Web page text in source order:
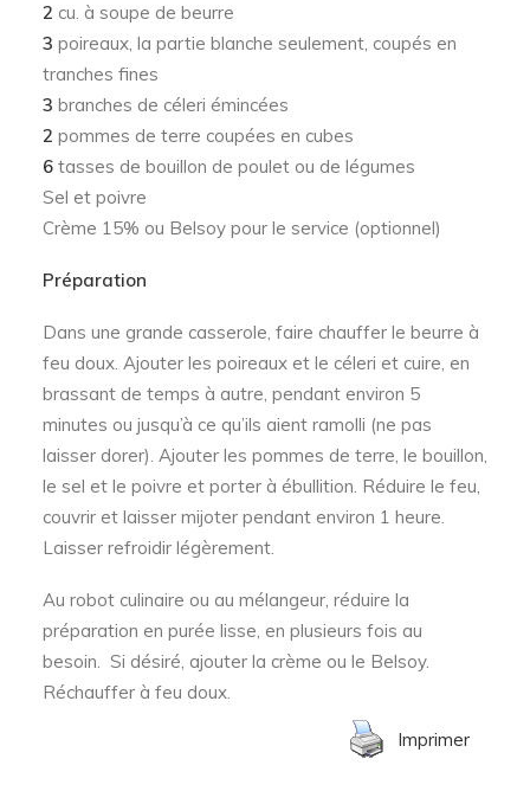
2 cu. à soupe de beurre
3 poireaux, la partie blanche seulement, coupés en
tranches fines
3 branches de céleri émincées
2 pommes de terre coupées en cubes
6 tasses de bouillon de poulet ou de légumes
Sel et poivre
Crème 15% ou Belsoy pour le service (optionnel)
Préparation
Dans une grande casserole, faire chauffer le beurre à
feu doux. Ajouter les poireaux et le céleri et cuire, en
brassant de temps à autre, pendant environ 5
minutes ou jusqu’à ce qu’ils aient ramolli (ne pas
laisser dorer). Ajouter les pommes de terre, le bouillon,
le sel et le poivre et porter à ébullition. Réduire le feu,
couvrir et laisser mijoter pendant environ 1 heure.
Laisser refroidir légèrement.
Au robot culinaire ou au mélangeur, réduire la
préparation en purée lisse, en plusieurs fois au
besoin. Si désiré, ajouter la crème ou le Belsoy.
Réchauffer à feu doux.
Imprimer